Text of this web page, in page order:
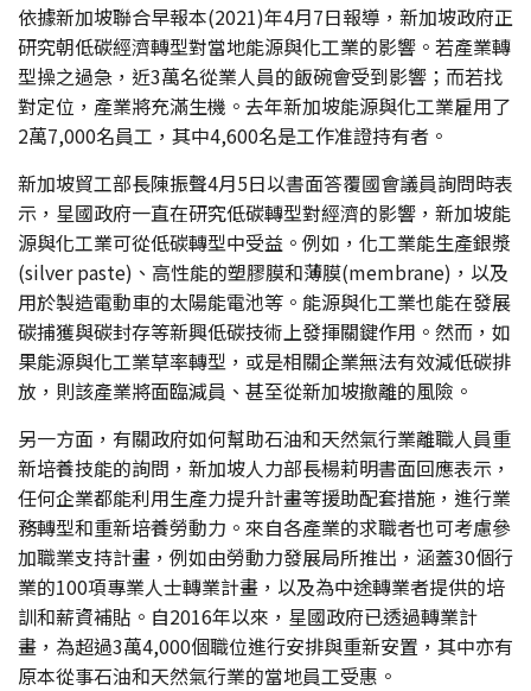
依據新加坡聯合早報本(2021)年4月7日報導，新加坡政府正
研究朝低碳經濟轉型對當地能源與化工業的影響。若產業轉
型操之過急，近3萬名從業人員的飯碗會受到影響；而若找
對定位，產業將充滿生機。去年新加坡能源與化工業雇用了
2萬7,000名員工，其中4,600名是工作准證持有者。
新加坡貿工部長陳振聲4月5日以書面答覆國會議員詢問時表
示，星國政府一直在研究低碳轉型對經濟的影響，新加坡能
源與化工業可從低碳轉型中受益。例如，化工業能生產銀漿
(silver paste)、高性能的塑膠膜和薄膜(membrane)，以及
用於製造電動車的太陽能電池等。能源與化工業也能在發展
碳捕獲與碳封存等新興低碳技術上發揮關鍵作用。然而，如
果能源與化工業草率轉型，或是相關企業無法有效減低碳排
放，則該產業將面臨減員、甚至從新加坡撤離的風險。
另一方面，有關政府如何幫助石油和天然氣行業離職人員重
新培養技能的詢問，新加坡人力部長楊莉明書面回應表示，
任何企業都能利用生產力提升計畫等援助配套措施，進行業
務轉型和重新培養勞動力。來自各產業的求職者也可考慮參
加職業支持計畫，例如由勞動力發展局所推出，涵蓋30個行
業的100項專業人士轉業計畫，以及為中途轉業者提供的培
訓和薪資補貼。自2016年以來，星國政府已透過轉業計
畫，為超過3萬4,000個職位進行安排與重新安置，其中亦有
原本從事石油和天然氣行業的當地員工受惠。